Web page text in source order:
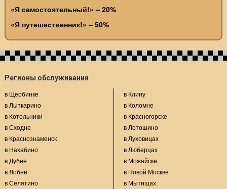
«Я самостоятельный!» – 20%
«Я путешественник!» – 50%
Регионы обслуживания
в Щербинке
в Лыткарино
в Котельники
в Сходне
в Краснознаменск
в Нахабино
в Дубне
в Лобне
в Селятино
в Клину
в Коломне
в Красногорске
в Лотошино
в Луховицах
в Люберцах
в Можайске
в Новой Москве
в Мытищах